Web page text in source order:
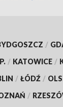
/
/ KATOWICE /
/ ŁÓDŹ /
/